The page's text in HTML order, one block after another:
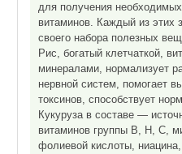
для получения
витаминов. Каждый из этих
своего набора полезных
Рис, богатый клетчаткой,
минералами, нормализует
нервной систем, помогает
токсинов, способствует
Кукуруза в составе —
витаминов группы В, Н, С,
фолиевой кислоты,